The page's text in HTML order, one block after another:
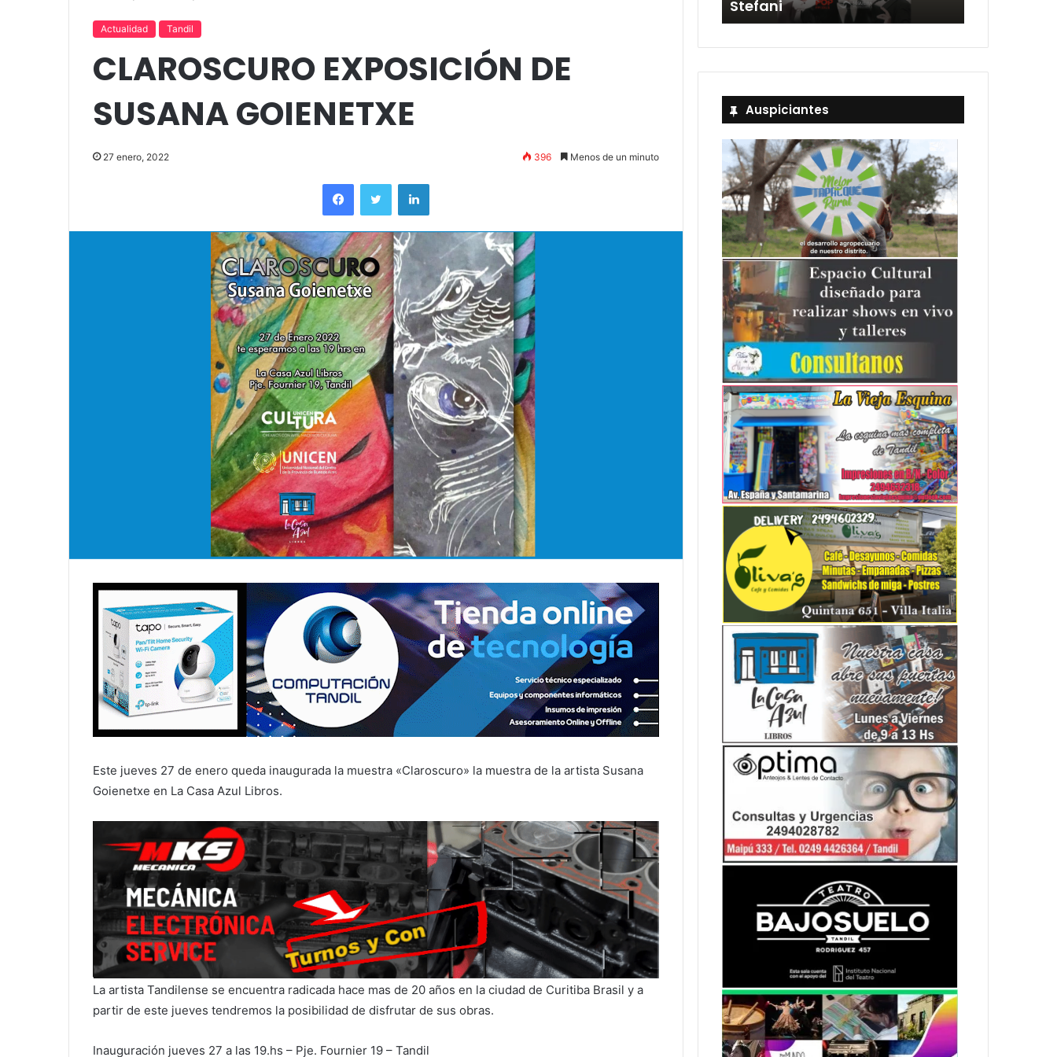
Actualidad Tandil
CLAROSCURO EXPOSICIÓN DE
SUSANA GOIENETXE
27 enero, 2022 396 Menos de un minuto
Este jueves 27 de enero queda inaugurada la muestra «Claroscuro» la muestra de la artista Susana
Goienetxe en La Casa Azul Libros.
La artista Tandilense se encuentra radicada hace mas de 20 años en la ciudad de Curitiba Brasil y a
partir de este jueves tendremos la posibilidad de disfrutar de sus obras.
Inauguración jueves 27 a las 19.hs – Pje. Fournier 19 – Tandil
«Por el placer de volver a verla»
funciones en Tandil
Stefani
Auspiciantes